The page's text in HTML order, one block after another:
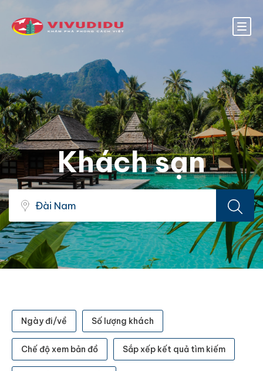
Khách sạn
Ngày đi/về Số lượng khách
Chế độ xem bản đồ Sắp xếp kết quả tìm kiếm